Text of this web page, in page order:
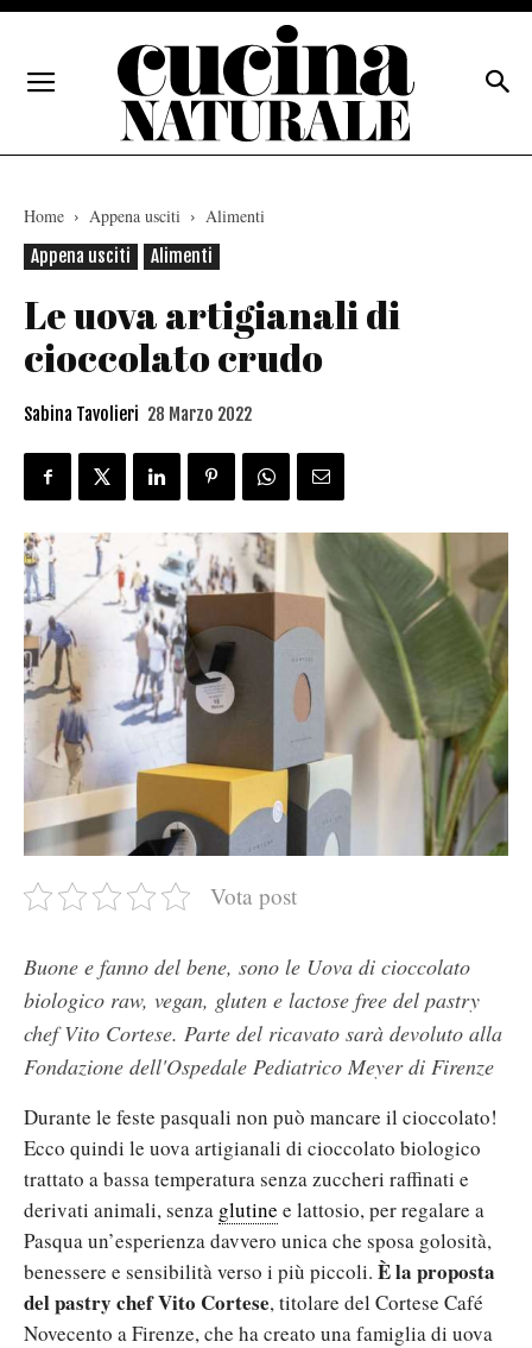
Home Appena usciti
Alimenti
Appena usciti
Alimenti
Le uova artigianali di
cioccolato crudo
Sabina Tavolieri 28 Marzo 2022
Vota post
Buone e fanno del bene, sono le Uova di cioccolato
biologico raw, vegan, gluten e lactose free del pastry
chef Vito Cortese. Parte del ricavato sarà devoluto alla
Fondazione dell'Ospedale Pediatrico Meyer di Firenze
Durante le feste pasquali non può mancare il cioccolato!
Ecco quindi le uova artigianali di cioccolato biologico
trattato a bassa temperatura senza zuccheri raffinati e
derivati animali, senza glutine e lattosio, per regalare a
Pasqua un’esperienza davvero unica che sposa golosità,
benessere e sensibilità verso i più piccoli. È la proposta
del pastry chefVito Cortese, titolare del Cortese Café
Novecento a Firenze, che ha creato una famiglia di uova